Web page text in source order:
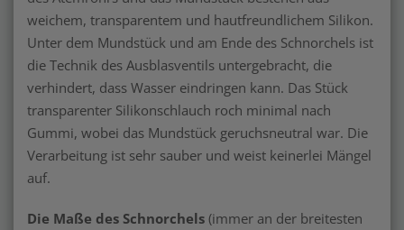
weichem, transparentem und hautfreundlichem Silikon.
Unter dem Mundstück und am Ende des Schnorchels ist
die Technik des Ausblasventils untergebracht, die
verhindert, dass Wasser eindringen kann. Das Stück
transparenter Silikonschlauch roch minimal nach
Gummi, wobei das Mundstück geruchsneutral war. Die
Verarbeitung ist sehr sauber und weist keinerlei Mängel
auf.
Die Maße des Schnorchels (immer an der breitesten